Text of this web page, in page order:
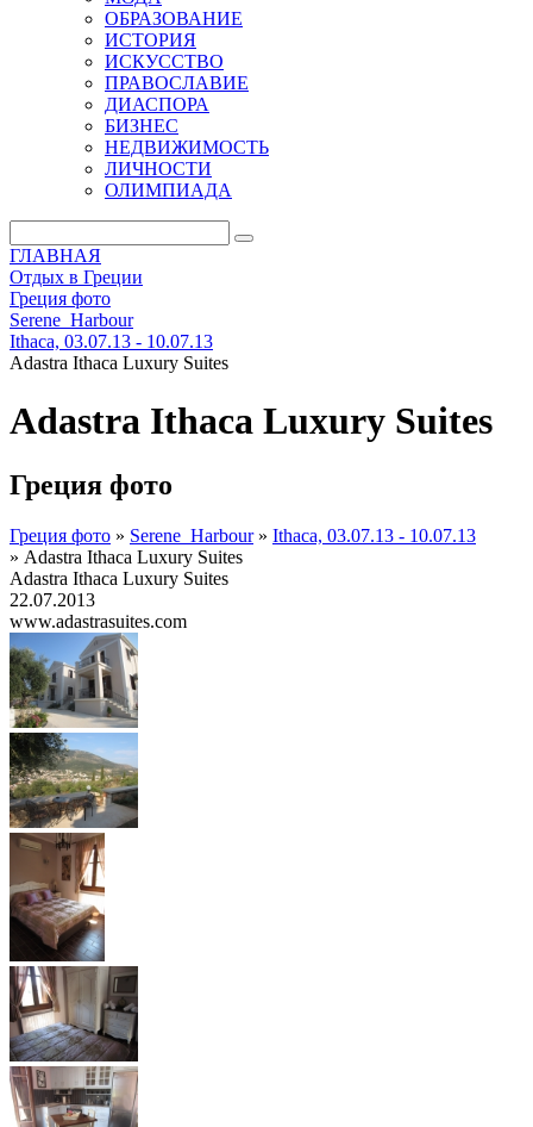
ОБРАЗОВАНИЕ
ИСТОРИЯ
ИСКУССТВО
ПРАВОСЛАВИЕ
ДИАСПОРА
БИЗНЕС
НЕДВИЖИМОСТЬ
ЛИЧНОСТИ
ОЛИМПИАДА
ГЛАВНАЯ
Отдых в Греции
Греция фото
Serene_Harbour
Ithaca, 03.07.13 - 10.07.13
Adastra Ithaca Luxury Suites
Adastra Ithaca Luxury Suites
Греция фото
Греция фото » Serene_Harbour » Ithaca, 03.07.13 - 10.07.13
» Adastra Ithaca Luxury Suites
Adastra Ithaca Luxury Suites
22.07.2013
www.adastrasuites.com